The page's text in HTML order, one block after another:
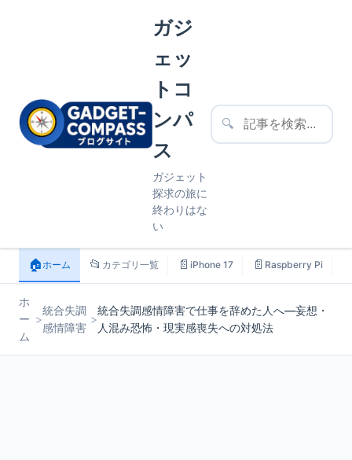
ガジ
ェッ
トコ
ンパ
ス
ガジェット
探求の旅に
終わりはな
い
🔍
🏠ホーム 📂 カテゴリ一覧 📄 iPhone 17 📄 Raspberry Pi
ホ
ー
ム
>
統合失調
感情障害
>
統合失調感情障害で仕事を辞めた人へ—妄想・
人混み恐怖・現実感喪失への対処法